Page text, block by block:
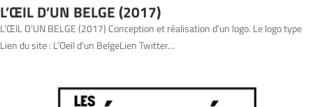
L’ŒIL D’UN BELGE (2017)
L’ŒIL D’UN BELGE (2017) Conception et réalisation d’un logo. Le logo type
Lien du site : L’Oeil d’un BelgeLien Twitter…